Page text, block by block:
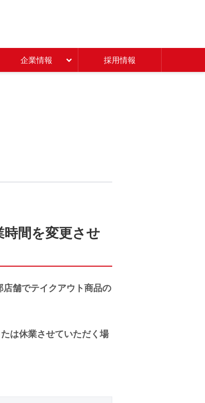
企業情報 採用情報
間を変更させ
舗でテイクアウト商品の
は休業させていただく場